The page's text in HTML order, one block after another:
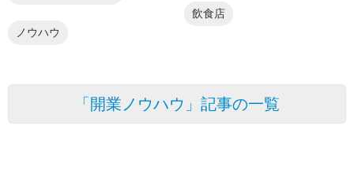
ノウハウ
飲食店
「開業ノウハウ」記事の一覧